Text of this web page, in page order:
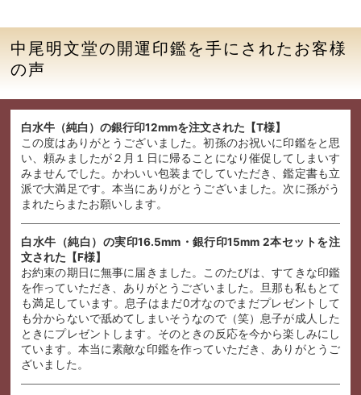
中尾明文堂の開運印鑑を手にされたお客様
の声
白水牛（純白）の銀行印12mmを注文された【T様】
この度はありがとうございました。初孫のお祝いに印鑑をと思
い、頼みましたが２月１日に帰ることになり催促してしまいす
みませんでした。かわいい包装までしていただき、鑑定書も立
派で大満足です。本当にありがとうございました。次に孫がう
まれたらまたお願いします。
白水牛（純白）の実印16.5mm・銀行印15mm 2本セットを注
文された【F様】
お約束の期日に無事に届きました。このたびは、すてきな印鑑
を作っていただき、ありがとうございました。旦那も私もとて
も満足しています。息子はまだ0才なのでまだプレゼントして
も分からないで舐めてしまいそうなので（笑）息子が成人した
ときにプレゼントします。そのときの反応を今から楽しみにし
ています。本当に素敵な印鑑を作っていただき、ありがとうご
ざいました。